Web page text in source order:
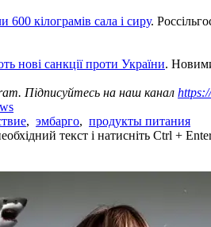
кілограмів сала і сиру.
нові санкції проти України.
Підписуйтесь на наш канал
, эмбарго, продукты питания
текст і натисніть Ctrl +